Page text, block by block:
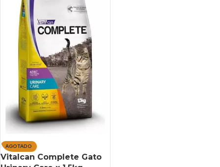
AGOTADO
Vitalcan Complete Gato